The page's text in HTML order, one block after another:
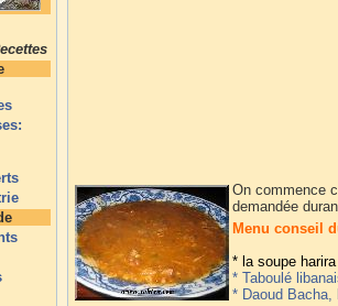
On commence
demandée
Menu conseil
* la soupe harira
* Taboulé
* Daoud Bacha,